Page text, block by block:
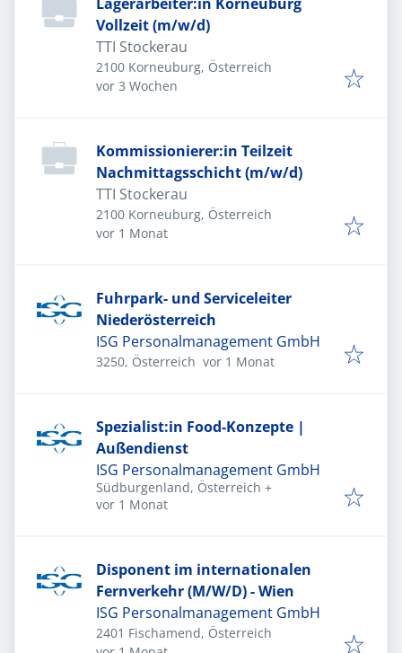
Vollzeit (m/w/d)
TTI Stockerau
2100 Korneuburg, Österreich
Veröffentlicht:
vor 3 Wochen
Kommissionierer:in Teilzeit
Nachmittagsschicht (m/w/d)
TTI Stockerau
2100 Korneuburg, Österreich
Veröffentlicht
vor 1 Monat
Fuhrpark- und Serviceleiter
Niederösterreich
ISG Personalmanagement GmbH
3250, Österreich Veröffentlicht
vor 1 Monat
Spezialist:in Food-Konzepte |
Außendienst
ISG Personalmanagement GmbH
Südburgenland, Österreich +
Veröffentlicht
vor 1 Monat
Disponent im internationalen
Fernverkehr (M/W/D) - Wien
ISG Personalmanagement GmbH
2401 Fischamend, Österreich